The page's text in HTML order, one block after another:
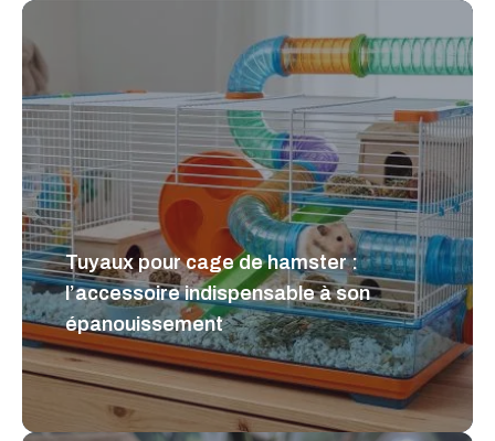
Tuyaux pour cage de hamster :
l’accessoire indispensable à son
épanouissement